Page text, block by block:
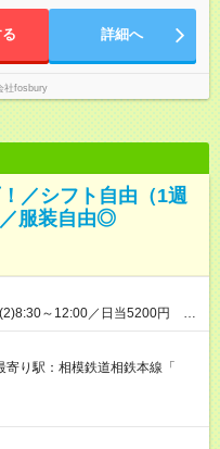
詳細へ
社fosbury
／シフト自由（1週
服装自由◎
～12:00／日当5200円 早
給保障 【試用期間】試用期間なし
り駅：相模鉄道相鉄本線「